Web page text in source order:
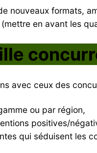
nouveaux formats,
en avant les
avec ceux des
ou par région,
positives/
qui séduisent les